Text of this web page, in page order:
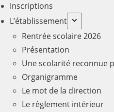
Inscriptions
L’établissement
Rentrée scolaire 2026
Présentation
Une scolarité reconnue
Organigramme
Le mot de la direction
Le règlement intérieur